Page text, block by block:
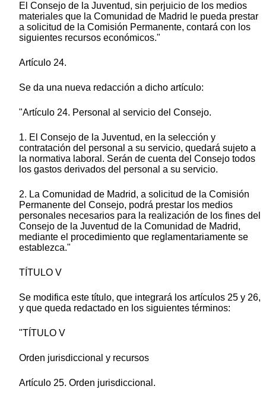
El Consejo de la Juventud, sin perjuicio de los medios
materiales que la Comunidad de Madrid le pueda prestar
a solicitud de la Comisión Permanente, contará con los
siguientes recursos económicos."
Artículo 24.
Se da una nueva redacción a dicho artículo:
"Artículo 24. Personal al servicio del Consejo.
1. El Consejo de la Juventud, en la selección y
contratación del personal a su servicio, quedará sujeto a
la normativa laboral. Serán de cuenta del Consejo todos
los gastos derivados del personal a su servicio.
2. La Comunidad de Madrid, a solicitud de la Comisión
Permanente del Consejo, podrá prestar los medios
personales necesarios para la realización de los fines del
Consejo de la Juventud de la Comunidad de Madrid,
mediante el procedimiento que reglamentariamente se
establezca."
TÍTULO V
Se modifica este título, que integrará los artículos 25 y 26,
y que queda redactado en los siguientes términos:
"TÍTULO V
Orden jurisdiccional y recursos
Artículo 25. Orden jurisdiccional.